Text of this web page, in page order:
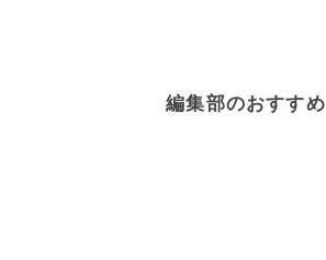
編集部のおすすめ